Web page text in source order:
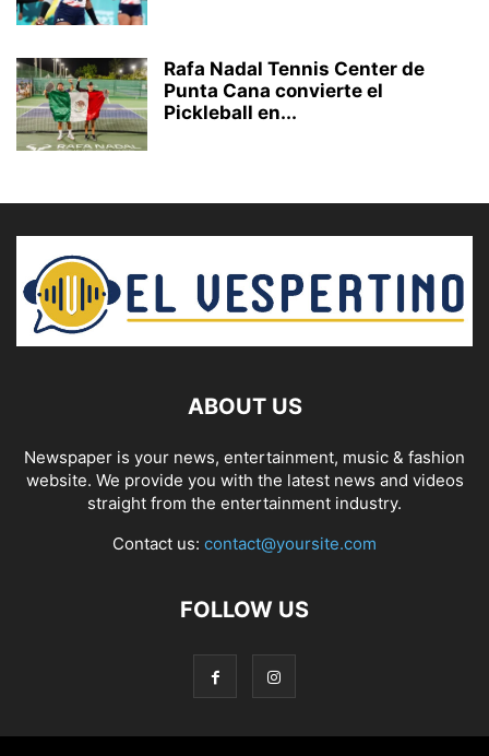
Rafa Nadal Tennis Center de
Punta Cana convierte el
Pickleball en...
ABOUT US
Newspaper is your news, entertainment, music & fashion
website. We provide you with the latest news and videos
straight from the entertainment industry.
Contact us: contact@yoursite.com
FOLLOW US